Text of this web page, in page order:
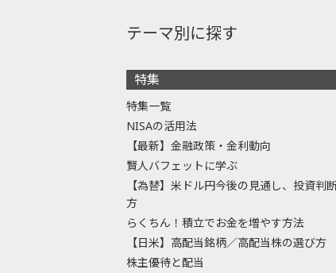
テーマ別に探す
特集
特集一覧
NISAの活用法
【最新】金融政策・金利動向
賢人バフェットに学ぶ
【為替】米ドル円今後の見通し、投資判
方
らくちん！積立でお金を増やす方法
【日米】高配当銘柄／高配当株の選び方
株主優待と配当